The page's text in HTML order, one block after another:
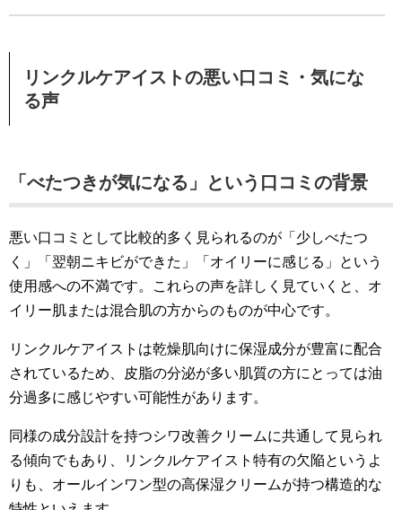
リンクルケアイストの悪い口コミ・気にな
る声
「べたつきが気になる」という口コミの背景
悪い口コミとして比較的多く見られるのが「少しべたつ
く」「翌朝ニキビができた」「オイリーに感じる」という
使用感への不満です。これらの声を詳しく見ていくと、オ
イリー肌または混合肌の方からのものが中心です。
リンクルケアイストは乾燥肌向けに保湿成分が豊富に配合
されているため、皮脂の分泌が多い肌質の方にとっては油
分過多に感じやすい可能性があります。
同様の成分設計を持つシワ改善クリームに共通して見られ
る傾向でもあり、リンクルケアイスト特有の欠陥というよ
りも、オールインワン型の高保湿クリームが持つ構造的な